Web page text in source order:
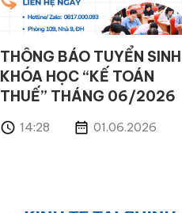
THÔNG BÁO TUYỂN SINH
KHÓA HỌC “KẾ TOÁN
THUẾ” THÁNG 06/2026
14:28 01.06.2026